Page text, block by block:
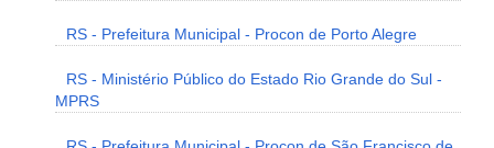
RS - Prefeitura Municipal - Procon de Porto Alegre
RS - Ministério Público do Estado Rio Grande do Sul -
MPRS